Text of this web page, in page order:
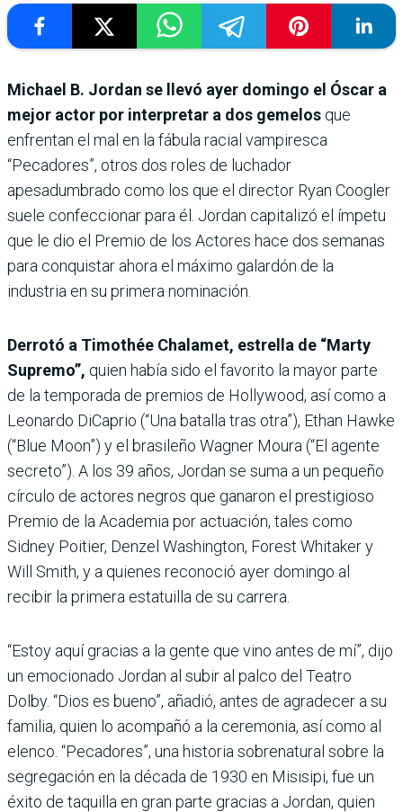
Michael B. Jordan se llevó ayer domingo el Óscar a
mejor actor por interpretar a dos gemelos que
enfrentan el mal en la fábula racial vampiresca
“Pecadores”, otros dos roles de luchador
apesadumbrado como los que el director Ryan Coogler
suele confeccionar para él. Jordan capitalizó el ímpetu
que le dio el Premio de los Actores hace dos semanas
para conquistar ahora el máximo galardón de la
industria en su primera nominación.
Derrotó a Timothée Chalamet, estrella de “Marty
Supremo”, quien había sido el favorito la mayor parte
de la temporada de premios de Hollywood, así como a
Leonardo DiCaprio (“Una batalla tras otra”), Ethan Hawke
(“Blue Moon”) y el brasileño Wagner Moura (“El agente
secreto”). A los 39 años, Jordan se suma a un pequeño
círculo de actores negros que ganaron el prestigioso
Premio de la Academia por actuación, tales como
Sidney Poitier, Denzel Washington, Forest Whitaker y
Will Smith, y a quienes reconoció ayer domingo al
recibir la primera estatuilla de su carrera.
“Estoy aquí gracias a la gente que vino antes de mí”, dijo
un emocionado Jordan al subir al palco del Teatro
Dolby. “Dios es bueno”, añadió, antes de agradecer a su
familia, quien lo acompañó a la ceremonia, así como al
elenco. “Pecadores”, una historia sobrenatural sobre la
segregación en la década de 1930 en Misisipi, fue un
éxito de taquilla en gran parte gracias a Jordan, quien